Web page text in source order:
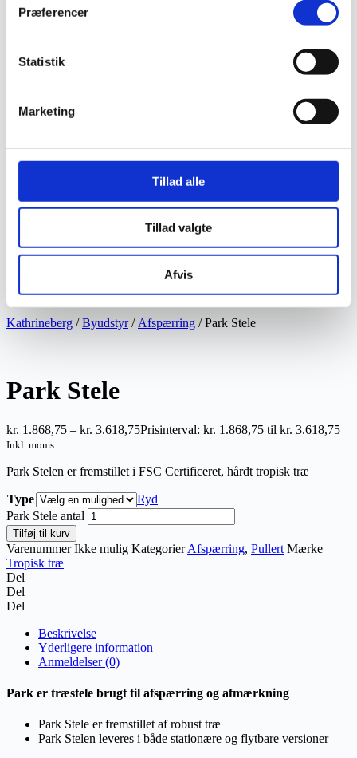
Præferencer
Statistik
Marketing
Tillad alle
Tillad valgte
Afvis
Vaskeri Produkter
Teleskopværktøj
Beskyttelsesdragter
Hovedværn
Høreværn
Øjenværn
Åndedrætsværn
Eftersyn
Kathrineberg /Byudstyr/ Afspærring / Park Stele
Park Stele
kr. 1.868,75 – kr. 3.618,75Prisinterval: kr. 1.868,75 til kr. 3.618,75
Inkl. moms
Park Stelen er fremstillet i FSC Certificeret, hårdt tropisk træ
Type
Ryd
Park Stele antal
Tilføj til kurv
VarenummerIkke mulig Kategorier Afspærring, Pullert Mærke
Tropisk træ
Del
Del
Del
Beskrivelse
Yderligere information
Anmeldelser (0)
Park er træstele brugt til afspærring og afmærkning
Park Stele er fremstillet af robust træ
Park Stelen leveres i både stationære og flytbare versioner